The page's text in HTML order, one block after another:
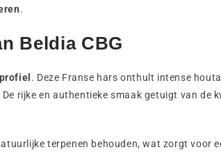
.
Beldia CBG
. Deze Franse hars onthult intense
rijke en authentieke smaak getuigt van de
terpenen behouden, wat zorgt voor